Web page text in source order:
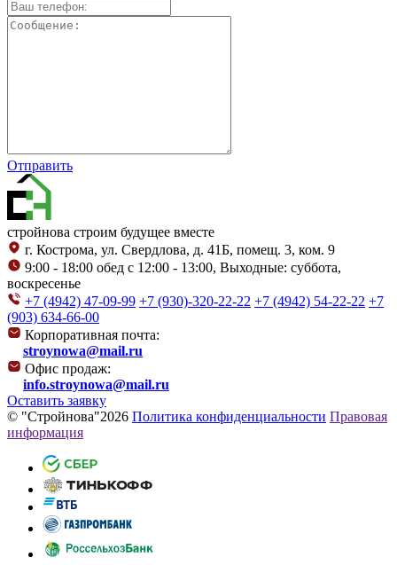
Отправить
стройнова строим будущее вместе
г. Кострома, ул. Свердлова, д. 41Б, помещ. 3, ком. 9
9:00 - 18:00 обед с 12:00 - 13:00, Выходные: суббота,
воскресенье
+7 (4942) 47-09-99 +7 (930)-320-22-22 +7 (4942) 54-22-22 +7
(903) 634-66-00
Корпоративная почта:
stroynowa@mail.ru
Офис продаж:
info.stroynowa@mail.ru
Оставить заявку
© "Стройнова"2026 Политика конфиденциальности Правовая
информация